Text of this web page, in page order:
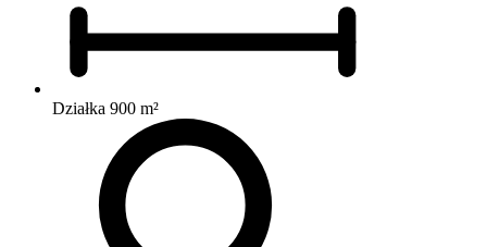
Działka 900 m²